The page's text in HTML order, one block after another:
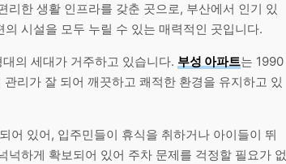
리한 생활 인프라를 갖춘 곳으로, 부산에서 인기 있
시설을 모두 누릴 수 있는 매력적인 곳입니다.
의 세대가 거주하고 있습니다. 부성 아파트는 1990
리가 잘 되어 깨끗하고 쾌적한 환경을 유지하고 있
어 있어, 입주민들이 휴식을 취하거나 아이들이 뛰
하게 확보되어 있어 주차 문제를 걱정할 필요가 없